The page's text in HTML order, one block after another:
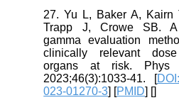
27. Yu L, Baker A,
Trapp J, Crowe SB.
gamma evaluation
clinically relevant
organs at risk.
2023;46(3):1033-41. [
023-01270-3] [PMID] [